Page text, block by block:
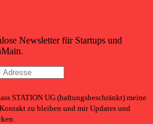
Newsletter für Startups und
STATION UG (haftungsbeschränkt) meine
zu bleiben und mir Updates und